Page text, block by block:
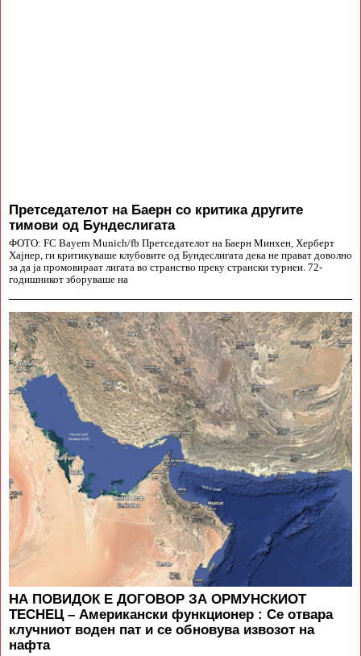
Претседателот на Баерн со критика другите
тимови од Бундеслигата
ФОТО: FC Bayern Munich/fb Претседателот на Баерн Минхен, Херберт
Хајнер, ги критикуваше клубовите од Бундеслигата дека не прават доволно
за да ја промовираат лигата во странство преку странски турнеи. 72-
годишникот зборуваше на
НА ПОВИДОК Е ДОГОВОР ЗА ОРМУНСКИОТ
ТЕСНЕЦ – Американски функционер : Се отвара
клучниот воден пат и се обновува извозот на
нафта